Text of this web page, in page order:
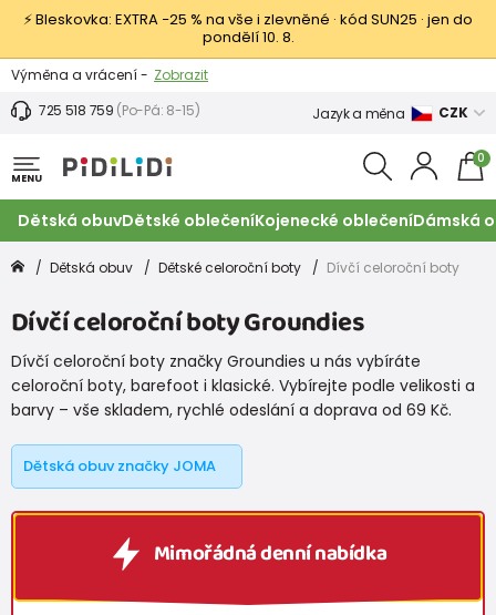
⚡ Bleskovka: EXTRA −25 % na vše i zlevněné · kód SUN25 · jen do
pondělí 10. 8.
Výměna a vrácení - Zobrazit
Sleva 100 Kč na první nákup -
725 518 759 (Po-Pá: 8-15) Jazyk a měna CZK
MENU
0
Dětská obuvDětské oblečeníKojenecké oblečeníDámská
Dětská obuv Dětské celoroční boty Dívčí celoroční boty
Dívčí celoroční boty Groundies
Dívčí celoroční boty značky Groundies u nás vybíráte
celoroční boty, barefoot i klasické. Vybírejte podle velikosti a
barvy – vše skladem, rychlé odeslání a doprava od 69 Kč.
Dětská obuv značky JOMA
Mimořádná denní nabídka